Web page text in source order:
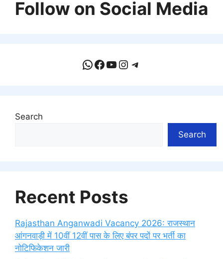
Follow on Social Media
WhatsApp
Facebook
YouTube
Instagram
Telegram
Search
Search
Recent Posts
Rajasthan Anganwadi Vacancy 2026: राजस्थान
आंगनवाड़ी में 10वीं 12वीं पास के लिए बंपर पदों पर भर्ती का
नोटिफिकेशन जारी